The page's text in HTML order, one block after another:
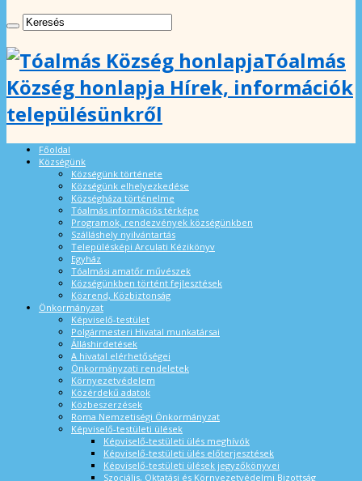
Tóalmás
Község honlapja Hírek, információk
településünkről
Főoldal
Községünk
Községünk története
Községünk elhelyezkedése
Községháza történelme
Tóalmás információs térképe
Programok, rendezvények községünkben
Szálláshely nyilvántartás
Településképi Arculati Kézikönyv
Egyház
Tóalmási amatőr művészek
Községünkben történt fejlesztések
Közrend, Közbiztonság
Önkormányzat
Képviselő-testület
Polgármesteri Hivatal munkatársai
Álláshirdetések
A hivatal elérhetőségei
Önkormányzati rendeletek
Környezetvédelem
Közérdekű adatok
Közbeszerzések
Roma Nemzetiségi Önkormányzat
Képviselő-testületi ülések
Képviselő-testületi ülés meghívók
Képviselő-testületi ülés előterjesztések
Képviselő-testületi ülések jegyzőkönyvei
Szociális, Oktatási és Környezetvédelmi Bizottság